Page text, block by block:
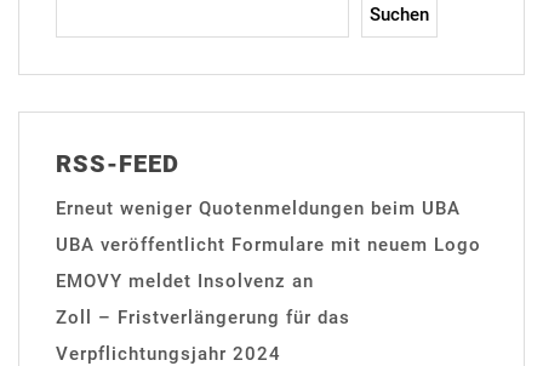
Suchen
RSS-FEED
Erneut weniger Quotenmeldungen beim UBA
UBA veröffentlicht Formulare mit neuem Logo
EMOVY meldet Insolvenz an
Zoll – Fristverlängerung für das
Verpflichtungsjahr 2024